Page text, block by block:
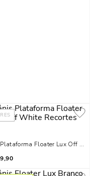
Floater Lux Off